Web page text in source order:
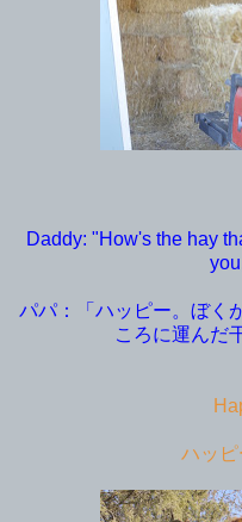
Daddy: "How's the hay
パパ：「ハッピー。ぼく
ころに運んだ
ハッ